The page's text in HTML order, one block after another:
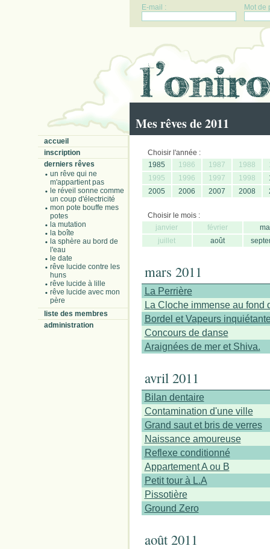
E-mail : Mot de
Mes rêves de 2011
accueil
inscription
derniers rêves
un rêve qui ne
m'appartient pas
le réveil sonne comme
un coup d'électricité
mon pote bouffe mes
potes
la mutation
la boîte
la sphère au bord de
l'eau
le date
rêve lucide contre les
huns
rêve lucide à lille
rêve lucide avec mon
père
liste des membres
administration
Choisir l'année :
1985
1986 1987 1988
1995
1996 1997 1998
2005
2006 2007 2008
Choisir le mois :
janvier
février
juillet
août
mars 2011
La Perrière
La Cloche immense au fond
Bordel et Vapeurs
Concours de danse
Araignées de mer et Shiva.
avril 2011
Bilan dentaire
Contamination d'une ville
Grand saut et bris de verres
Naissance amoureuse
Reflexe conditionné
Appartement A ou B
Petit tour à L.A
Pissotière
Ground Zero
août 2011